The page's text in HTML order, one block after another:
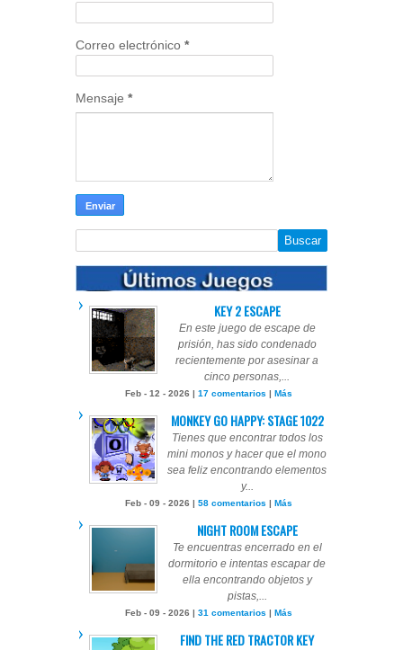
Correo electrónico *
Mensaje *
KEY 2 ESCAPE
En este juego de escape de
prisión, has sido condenado
recientemente por asesinar a
cinco personas,...
Feb - 12 - 2026 | 17 comentarios | Más
MONKEY GO HAPPY: STAGE 1022
Tienes que encontrar todos los
mini monos y hacer que el mono
sea feliz encontrando elementos
y...
Feb - 09 - 2026 | 58 comentarios | Más
NIGHT ROOM ESCAPE
Te encuentras encerrado en el
dormitorio e intentas escapar de
ella encontrando objetos y
pistas,...
Feb - 09 - 2026 | 31 comentarios | Más
FIND THE RED TRACTOR KEY